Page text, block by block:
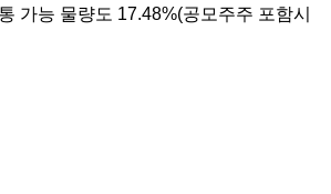
가능 물량도 17.48%(공모주주 포함시